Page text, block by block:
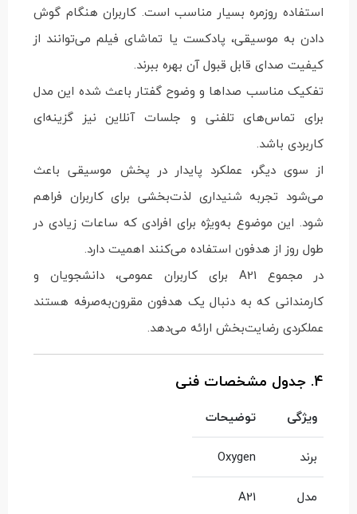
استفاده روزمره بسیار مناسب است. کاربران هنگام گوش
دادن به موسیقی، پادکست یا تماشای فیلم می‌توانند از
کیفیت صدای قابل قبول آن بهره ببرند.
تفکیک مناسب صداها و وضوح گفتار باعث شده این مدل
برای تماس‌های تلفنی و جلسات آنلاین نیز گزینه‌ای
کاربردی باشد.
از سوی دیگر، عملکرد پایدار در پخش موسیقی باعث
می‌شود تجربه شنیداری لذت‌بخشی برای کاربران فراهم
شود. این موضوع به‌ویژه برای افرادی که ساعات زیادی در
طول روز از هدفون استفاده می‌کنند اهمیت دارد.
در مجموع A21 برای کاربران عمومی، دانشجویان و
کارمندانی که به دنبال یک هدفون مقرون‌به‌صرفه هستند
عملکردی رضایت‌بخش ارائه می‌دهد.
4. جدول مشخصات فنی
ویژگی
توضیحات
برند
Oxygen
مدل
A21